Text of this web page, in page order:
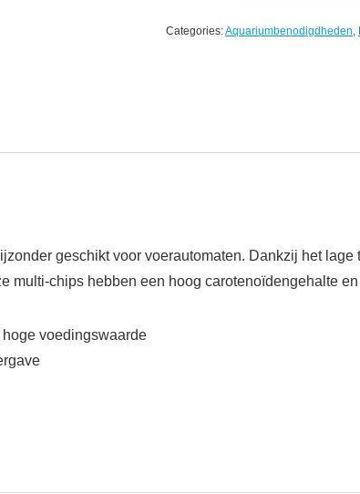
Categories:Aquariumbenodigdheden,
geschikt voor voerautomaten. Dankzij het
multi-chips hebben een hoog carotenoïdengehalte
voedingswaarde